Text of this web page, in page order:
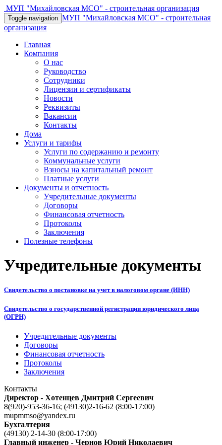
МУП "Михайловская МСО" - строительная организация
Toggle navigation МУП "Михайловская МСО" - строительная
организация
Главная
Компания
О нас
Руководство
Сотрудники
Лицензии и сертификаты
Новости
Реквизиты
Вакансии
Контакты
Дома
Услуги и тарифы
Услуги по содержанию и ремонту
Коммунальные услуги
Взносы на капитальный ремонт
Платные услуги
Документы и отчетность
Учредительные документы
Договоры
Финансовая отчетность
Протоколы
Заключения
Полезные телефоны
Учредительные документы
Свидетельство о постановке на учет в налоговом органе (ИНН)
Свидетельство о государственной регистрации юридического лица
(ОГРН)
Учредительные документы
Договоры
Финансовая отчетность
Протоколы
Заключения
Контакты
Директор - Хотенцев Дмитрий Сергеевич
8(920)-953-36-16; (49130)2-16-62 (8:00-17:00)
mupmmso@yandex.ru
Бухгалтерия
(49130) 2-14-30 (8:00-17:00)
Главный инженер - Чернов Юрий Николаевич